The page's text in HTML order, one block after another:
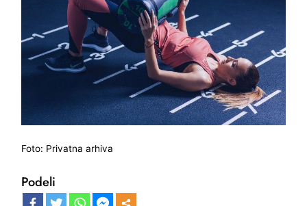
Foto: Privatna arhiva
Podeli